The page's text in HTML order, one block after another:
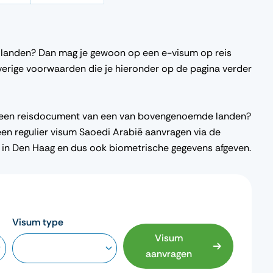
Dan mag je gewoon op een e-visum op reis
voorwaarden die je hieronder op de pagina verder
reisdocument van een van bovengenoemde landen?
regulier visum Saoedi Arabië aanvragen via de
Den Haag en dus ook biometrische gegevens afgeven.
Visum type
Visum
aanvragen